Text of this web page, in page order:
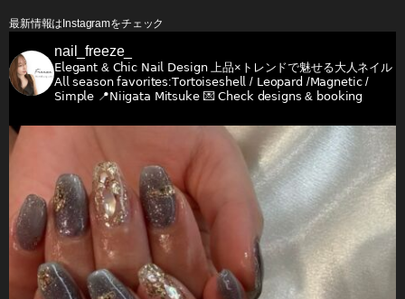
最新情報はInstagramをチェック
nail_freeze_
𝖤𝗅𝖾𝗀𝖺𝗇𝗍 & 𝖢𝗁𝗂𝖼 𝖭𝖺𝗂𝗅 𝖣𝖾𝗌𝗂𝗀𝗇上品×トレンドで魅せる大人ネイル
𝖠𝗅𝗅 𝗌𝖾𝖺𝗌𝗈𝗇 𝖿𝖺𝗏𝗈𝗋𝗂𝗍𝖾𝗌:𝖳𝗈𝗋𝗍𝗈𝗂𝗌𝖾𝗌𝗁𝖾𝗅𝗅 / 𝖫𝖾𝗈𝗉𝖺𝗋𝖽 /𝖬𝖺𝗀𝗇𝖾𝗍𝗂𝖼 /
𝖲𝗂𝗆𝗉𝗅𝖾 📍𝖭𝗂𝗂𝗀𝖺𝗍𝖺 𝖬𝗂𝗍𝗌𝗎𝗄𝖾💌 𝖢𝗁𝖾𝖼𝗄 𝖽𝖾𝗌𝗂𝗀𝗇𝗌 & 𝖻𝗈𝗈𝗄𝗂𝗇𝗀